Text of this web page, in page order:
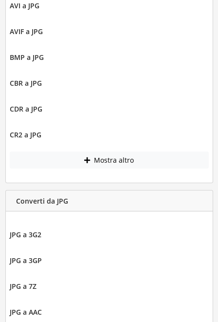
AVI a JPG
AVIF a JPG
BMP a JPG
CBR a JPG
CDR a JPG
CR2 a JPG
Mostra altro
Converti da JPG
JPG a 3G2
JPG a 3GP
JPG a 7Z
JPG a AAC